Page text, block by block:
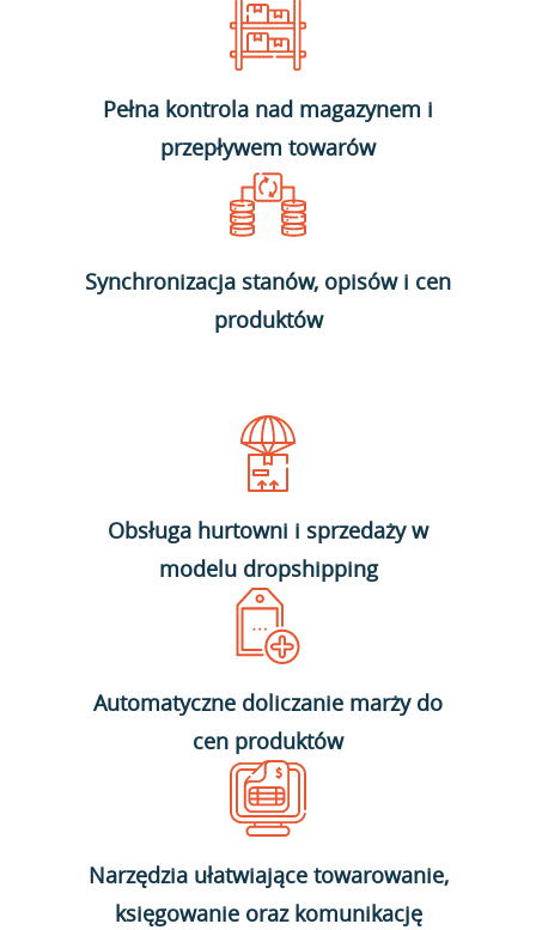
Pełna kontrola nad magazynem i
przepływem towarów
Synchronizacja stanów, opisów i cen
produktów
Obsługa hurtowni i sprzedaży w
modelu dropshipping
Automatyczne doliczanie marży do
cen produktów
Narzędzia ułatwiające towarowanie,
księgowanie oraz komunikację